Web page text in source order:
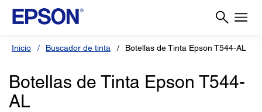
Inicio Buscador de tinta Botellas de Tinta Epson T544-AL
Botellas de Tinta Epson T544-
AL